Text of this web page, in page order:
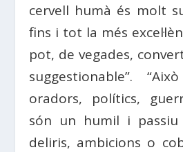
cervell humà és molt
fins i tot la més
pot, de vegades,
suggestionable”.
oradors, polítics,
són un humil i
deliris, ambicions o